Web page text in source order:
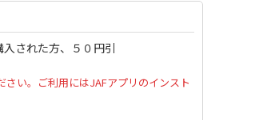
された方、５０円引
さい。ご利用にはJAFアプリのインスト